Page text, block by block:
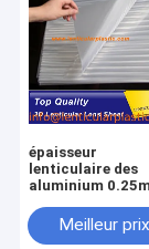
épaisseur
lenticulaire des
aluminium
feuille en
lenticulaire ultra
Meilleur prix